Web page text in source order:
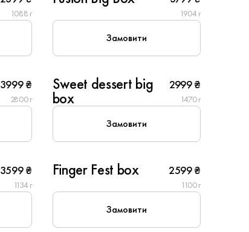
1088 г 1904 г
Замовити
3999 ₴
2800 г
10
Sweet dessert big
box
2999 ₴
1470 г
Замовити
3599 ₴
1134 г
6
Finger Fest box 2599 ₴
1100 г
Замовити